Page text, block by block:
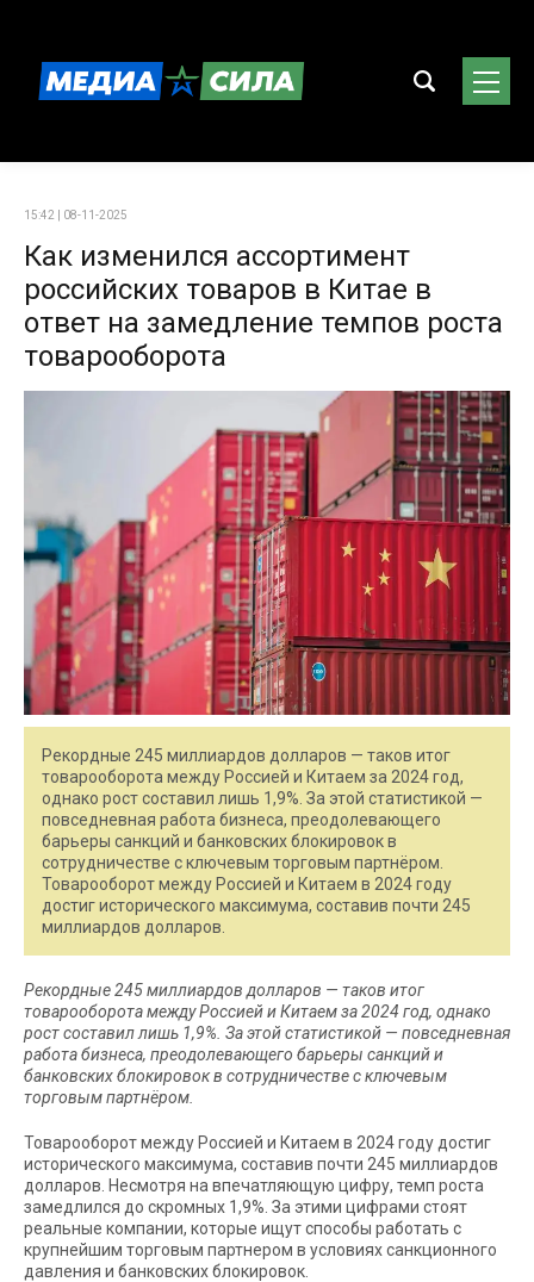
15:42 | 08-11-2025
Как изменился ассортимент
российских товаров в Китае в
ответ на замедление темпов роста
товарооборота
Рекордные 245 миллиардов долларов — таков итог
товарооборота между Россией и Китаем за 2024 год,
однако рост составил лишь 1,9%. За этой статистикой —
повседневная работа бизнеса, преодолевающего
барьеры санкций и банковских блокировок в
сотрудничестве с ключевым торговым партнёром.
Товарооборот между Россией и Китаем в 2024 году
достиг исторического максимума, составив почти 245
миллиардов долларов.
Рекордные 245 миллиардов долларов — таков итог
товарооборота между Россией и Китаем за 2024 год, однако
рост составил лишь 1,9%. За этой статистикой — повседневная
работа бизнеса, преодолевающего барьеры санкций и
банковских блокировок в сотрудничестве с ключевым
торговым партнёром.
Товарооборот между Россией и Китаем в 2024 году достиг
исторического максимума, составив почти 245 миллиардов
долларов. Несмотря на впечатляющую цифру, темп роста
замедлился до скромных 1,9%. За этими цифрами стоят
реальные компании, которые ищут способы работать с
крупнейшим торговым партнером в условиях санкционного
давления и банковских блокировок.